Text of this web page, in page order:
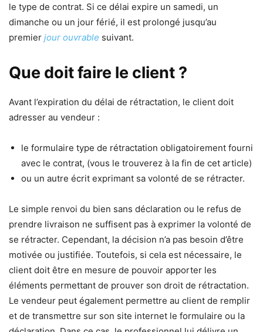
le type de contrat. Si ce délai expire un samedi, un
dimanche ou un jour férié, il est prolongé jusqu’au
premier jour ouvrable suivant.
Que doit faire le client ?
Avant l’expiration du délai de rétractation, le client doit
adresser au vendeur :
le formulaire type de rétractation obligatoirement fourni
avec le contrat, (vous le trouverez à la fin de cet article)
ou un autre écrit exprimant sa volonté de se rétracter.
Le simple renvoi du bien sans déclaration ou le refus de
prendre livraison ne suffisent pas à exprimer la volonté de
se rétracter. Cependant, la décision n’a pas besoin d’être
motivée ou justifiée. Toutefois, si cela est nécessaire, le
client doit être en mesure de pouvoir apporter les
éléments permettant de prouver son droit de rétractation.
Le vendeur peut également permettre au client de remplir
et de transmettre sur son site internet le formulaire ou la